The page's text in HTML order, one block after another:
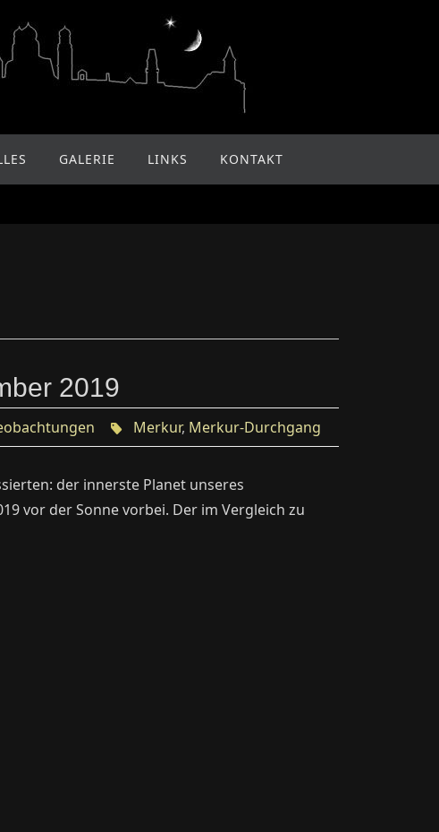
GALERIE LINKS KONTAKT
2019
Merkur, Merkur-Durchgang
der innerste Planet unseres
vor der Sonne vorbei. Der im Vergleich zu